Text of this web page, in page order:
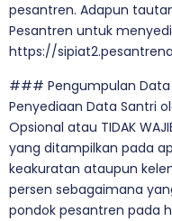
pesantren. Adapun
Pesantren untuk
https://
### Pengumpulan Data
Penyediaan Data Santri
Opsional atau TIDAK
yang ditampilkan pada
keakuratan ataupun
persen sebagaimana
pondok pesantren pada